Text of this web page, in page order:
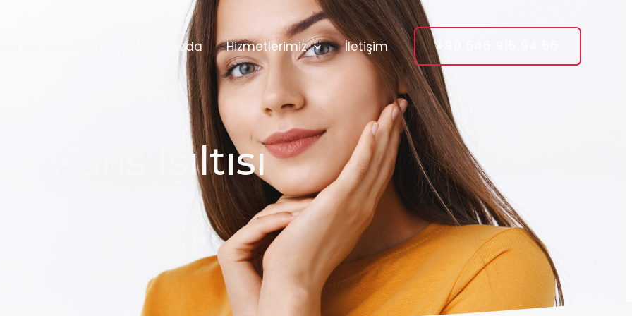
Hakkımızda Hizmetlerimiz İletişim +90 546 915 94 56
Paris Işıltısı